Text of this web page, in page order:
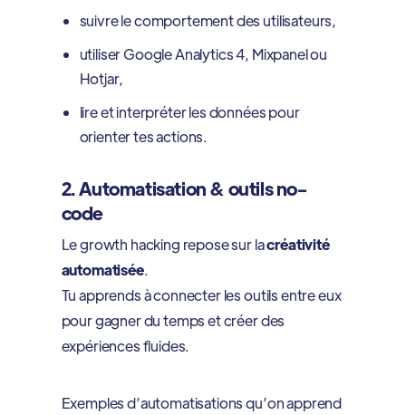
suivre le comportement des utilisateurs,
utiliser Google Analytics 4, Mixpanel ou
Hotjar,
lire et interpréter les données pour
orienter tes actions.
2. Automatisation & outils no-
code
Le growth hacking repose sur lacréativité
automatisée.
Tu apprends à connecter les outils entre eux
pour gagner du temps et créer des
expériences fluides.
Exemples d’automatisations qu’on apprend